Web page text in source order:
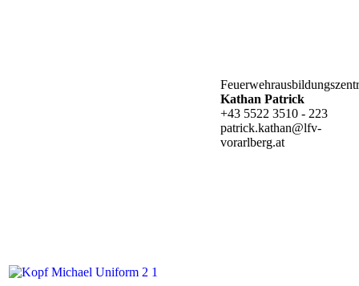
Kathan Patrick
+43 5522 3510 - 223
patrick.kathan@lfv-
vorarlberg.at